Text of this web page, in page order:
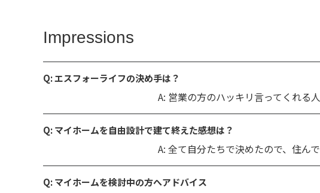
Impressions
Q: エスフォーライフの決め手は？
A: 営業の方のハッキリ言ってくれる
Q: マイホームを自由設計で建て終えた感想は？
A: 全て自分たちで決めたので、住ん
Q: マイホームを検討中の方へアドバイス